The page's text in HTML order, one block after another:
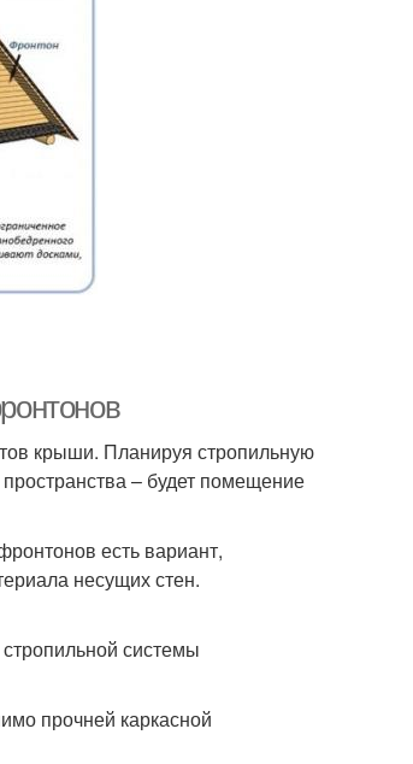
крыши. Планируя стропильную
– будет помещение
есть вариант,
несущих стен.
системы
прочней каркасной